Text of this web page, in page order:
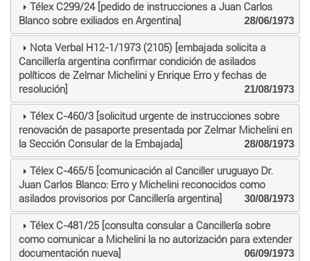
Télex C299/24 [pedido de instrucciones a Juan Carlos
Blanco sobre exiliados en Argentina]
28/06/1973
Nota Verbal H12-1/1973 (2105) [embajada solicita a
Cancillería argentina confirmar condición de asilados
políticos de Zelmar Michelini y Enrique Erro y fechas de
resolución]
21/08/1973
Télex C-460/3 [solicitud urgente de instrucciones sobre
renovación de pasaporte presentada por Zelmar Michelini en
la Sección Consular de la Embajada]
28/08/1973
Télex C-465/5 [comunicación al Canciller uruguayo Dr.
Juan Carlos Blanco: Erro y Michelini reconocidos como
asilados provisorios por Cancillería argentina]
30/08/1973
Télex C-481/25 [consulta consular a Cancillería sobre
como comunicar a Michelini la no autorización para extender
documentación nueva]
06/09/1973